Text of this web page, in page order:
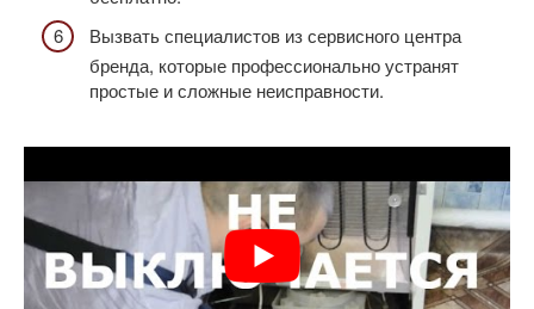
Вызвать специалистов из сервисного центра
бренда, которые профессионально устранят
простые и сложные неисправности.